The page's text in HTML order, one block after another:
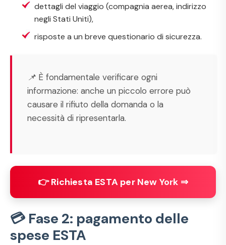
dettagli del viaggio (compagnia aerea, indirizzo
negli Stati Uniti),
risposte a un breve questionario di sicurezza.
📌 È fondamentale verificare ogni
informazione: anche un piccolo errore può
causare il rifiuto della domanda o la
necessità di ripresentarla.
👉 Richiesta ESTA per New York ⇒
💳 Fase 2: pagamento delle
spese ESTA